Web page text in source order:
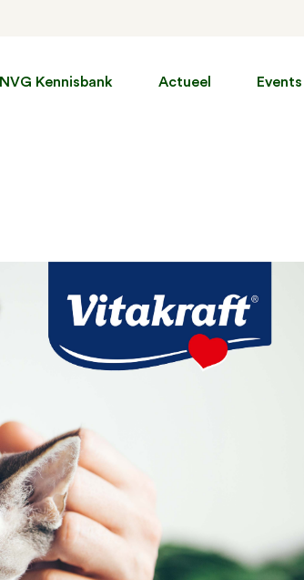
NVG Kennisbank Actueel Events